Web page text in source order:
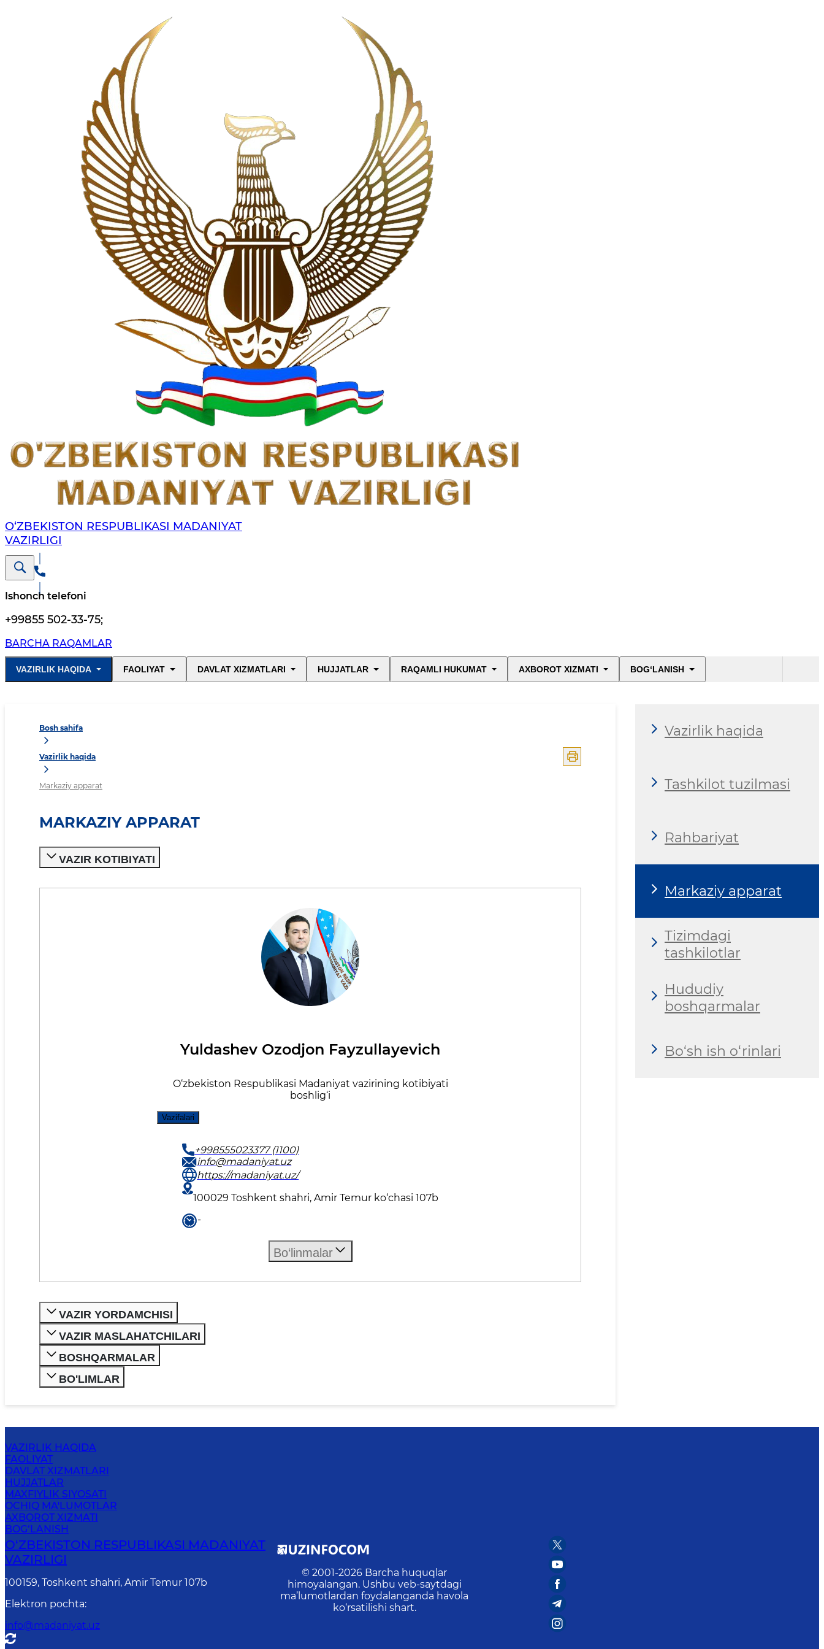
O‘ZBEKISTON RESPUBLIKASI MADANIYAT
VAZIRLIGI
Ishonch telefoni
+99855 502-33-75;
BARCHA RAQAMLAR
VAZIRLIK HAQIDA FAOLIYAT DAVLAT XIZMATLARI HUJJATLAR RAQAMLI HUKUMAT AXBOROT XIZMATI BOG‘LANISH
Bosh sahifa
Vazirlik haqida
Markaziy apparat
MARKAZIY APPARAT
VAZIR KOTIBIYATI
Yuldashev Ozodjon Fayzullayevich
O‘zbekiston Respublikasi Madaniyat vazirining kotibiyati
boshlig‘i
Vazifalari
+998555023377 (1100)
info@madaniyat.uz
https://madaniyat.uz/
100029 Toshkent shahri, Amir Temur ko‘chasi 107b
-
Bo‘linmalar
VAZIR YORDAMCHISI
VAZIR MASLAHATCHILARI
BOSHQARMALAR
BO'LIMLAR
Vazirlik haqida
Tashkilot tuzilmasi
Rahbariyat
Markaziy apparat
Tizimdagi
tashkilotlar
Hududiy
boshqarmalar
Bo‘sh ish o‘rinlari
VAZIRLIK HAQIDA
FAOLIYAT
DAVLAT XIZMATLARI
HUJJATLAR
MAXFIYLIK SIYOSATI
OCHIQ MA'LUMOTLAR
AXBOROT XIZMATI
BOG‘LANISH
O‘ZBEKISTON RESPUBLIKASI MADANIYAT
VAZIRLIGI
100159, Toshkent shahri, Amir Temur 107b
Elektron pochta:
info@madaniyat.uz
© 2001-2026 Barcha huquqlar
himoyalangan. Ushbu veb-saytdagi
ma’lumotlardan foydalanganda havola
ko‘rsatilishi shart.